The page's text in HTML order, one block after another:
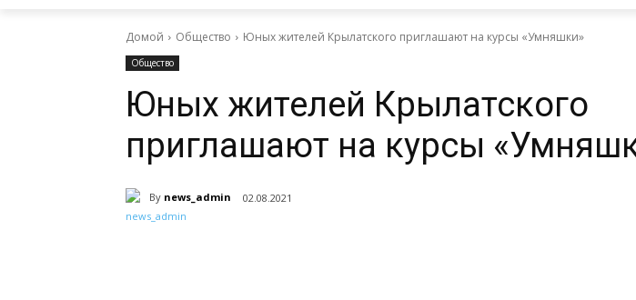
Домой Общество Юных жителей Крылатского приглашают на курсы «Умняшки»
Общество
Юных жителей Крылатского
приглашают на курсы
By news_admin 02.08.2021